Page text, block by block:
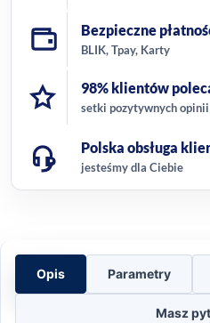
Bezpieczne
BLIK, Tpay, Karty
98% klientów
setki pozytywnych opinii
Polska obsługa
jesteśmy dla Ciebie
Opis Parametry
Masz